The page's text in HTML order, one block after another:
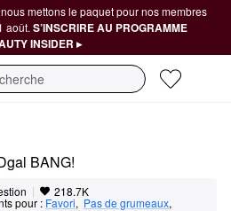
nous mettons le paquet pour nos membres
août. S’INSCRIRE AU PROGRAMME
INSIDER ▸
BANG!
| 218.7K
pour : Favori, Pas de grumeaux,